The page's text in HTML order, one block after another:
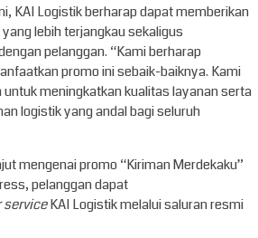
KAI Logistik berharap dapat memberikan
lebih terjangkau sekaligus
pelanggan. “Kami berharap
promo ini sebaik-baiknya. Kami
meningkatkan kualitas layanan serta
logistik yang andal bagi seluruh
mengenai promo “Kiriman Merdekaku”
pelanggan dapat
KAI Logistik melalui saluran resmi